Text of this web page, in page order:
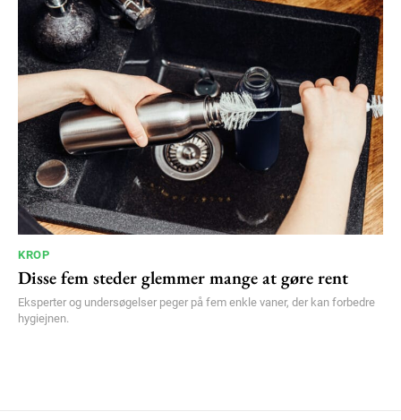
KROP
Disse fem steder glemmer mange at gøre rent
Eksperter og undersøgelser peger på fem enkle vaner, der kan forbedre
hygiejnen.